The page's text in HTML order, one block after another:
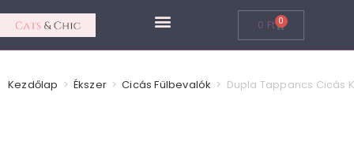
0 Ft 0
Kezdőlap > Ékszer > Cicás Fülbevalók > Dupla Tappancs Cicás